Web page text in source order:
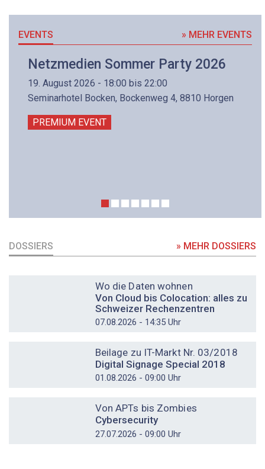
EVENTS » MEHR EVENTS
Netzmedien Sommer Party 2026
19. August 2026 - 18:00 bis 22:00
Seminarhotel Bocken, Bockenweg 4, 8810 Horgen
PREMIUM EVENT
DOSSIERS » MEHR DOSSIERS
Wo die Daten wohnen
Von Cloud bis Colocation: alles zu
Schweizer Rechenzentren
07.08.2026 - 14:35 Uhr
Beilage zu IT-Markt Nr. 03/2018
Digital Signage Special 2018
01.08.2026 - 09:00 Uhr
Von APTs bis Zombies
Cybersecurity
27.07.2026 - 09:00 Uhr